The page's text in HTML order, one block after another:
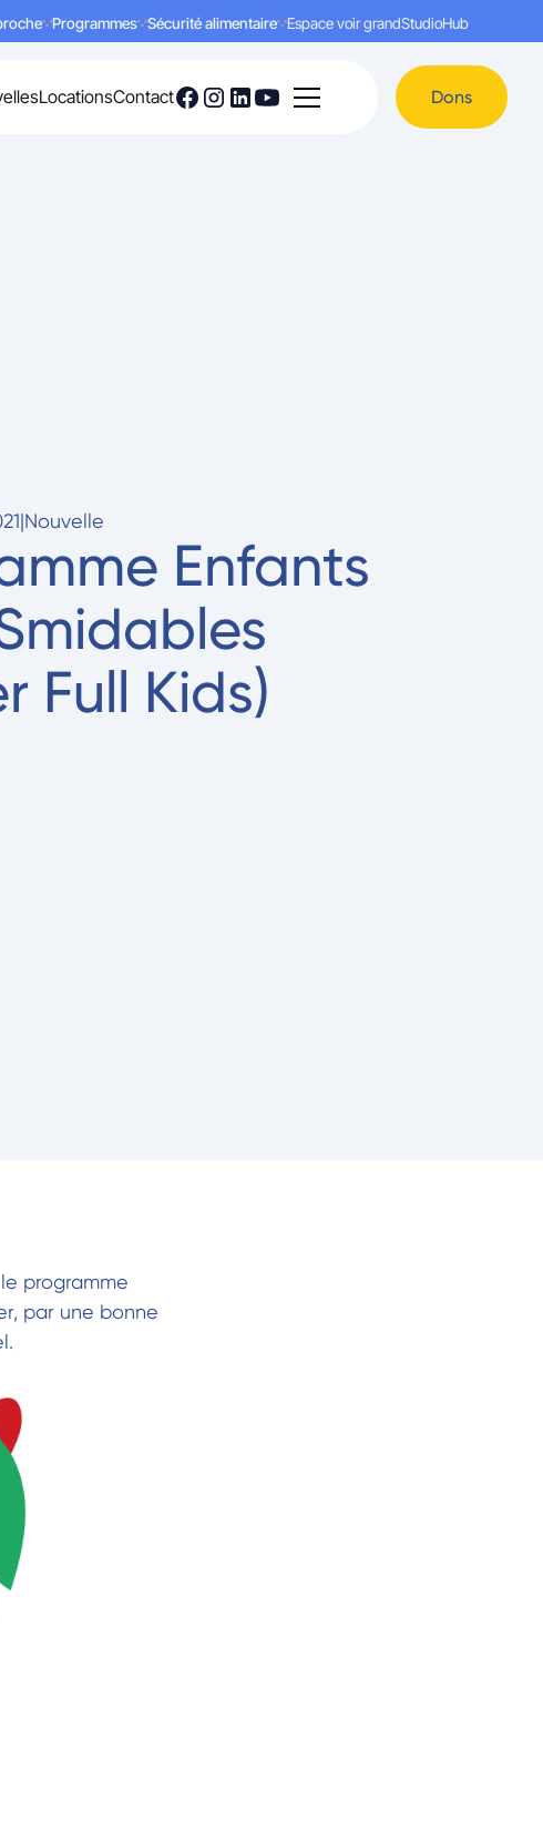
Programmes Sécurité alimentaire Espace voir grandStudioHub
LocationsContact Dons
|Nouvelle
Enfants
Full Kids)
programme
par une bonne